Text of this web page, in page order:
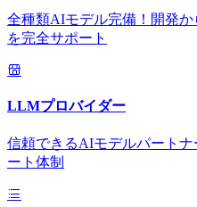
全種類AIモデル完備！開発
を完全サポート
LLMプロバイダー
信頼できるAIモデルパート
ート体制